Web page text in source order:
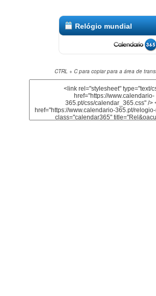
Relógio mundial
CTRL + C para copiar para a área de